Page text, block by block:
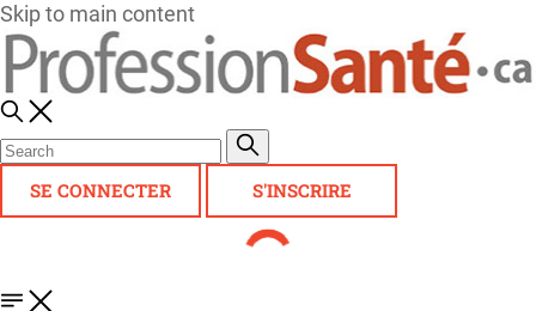
Skip to main content
SE CONNECTER S'INSCRIRE